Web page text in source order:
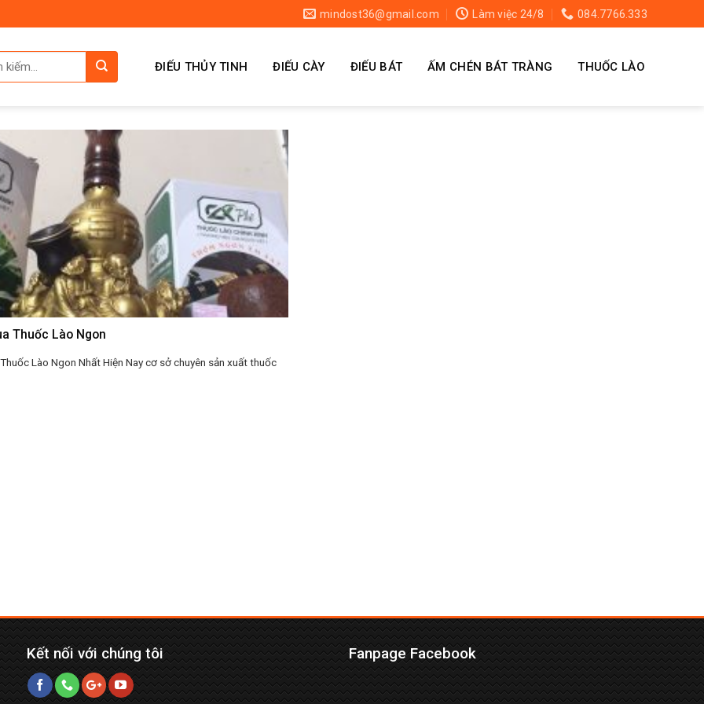
mindost36@gmail.com Làm việc 24/8 084.7766.333
ĐIẾU THỦY TINH ĐIẾU CÀY ĐIẾU BÁT ẤM CHÉN BÁT TRÀNG THUỐC LÀO
Thuốc Lào Ngon
Lào Ngon Nhất Hiện Nay cơ sở chuyên sản xuất thuốc
Kết nối với chúng tôi Fanpage Facebook